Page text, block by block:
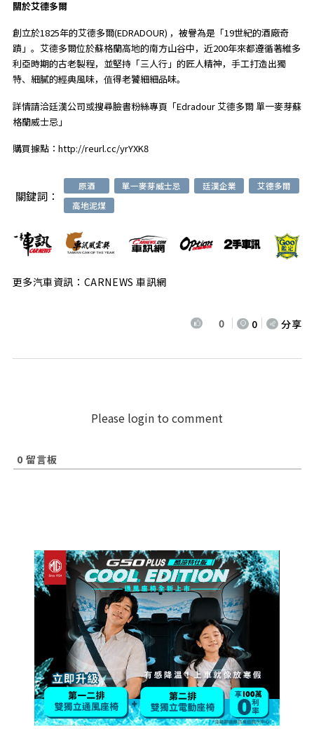
關於艾德多爾
創立於1825年的艾德多爾(EDRADOUR) ，被譽為是「19世紀的酒廠奇
蹟」。艾德多爾位於蘇格蘭高地的南方山谷中，近200年來都遵循著維多
利亞時期的古老製程，並堅持「三人行」的匠人精神，手工打造出獨
特、細膩的經典風味，值得老饕細細品味。
詳情請洽廷漢公司或搜尋臉書粉絲專頁「Edradour 艾德多爾 單一麥芽蘇
格蘭威士忌」
購買據點： http://reurl.cc/yrYXK8
關鍵詞：
原酒 單一麥芽威士忌 廷漢企業
艾德多爾
高地泥煤
更多汽車資訊：CARNEWS 車訊網
0 0 分享
Please login to comment
0 留言板